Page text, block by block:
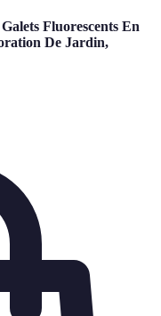
Fluorescents En
De Jardin,